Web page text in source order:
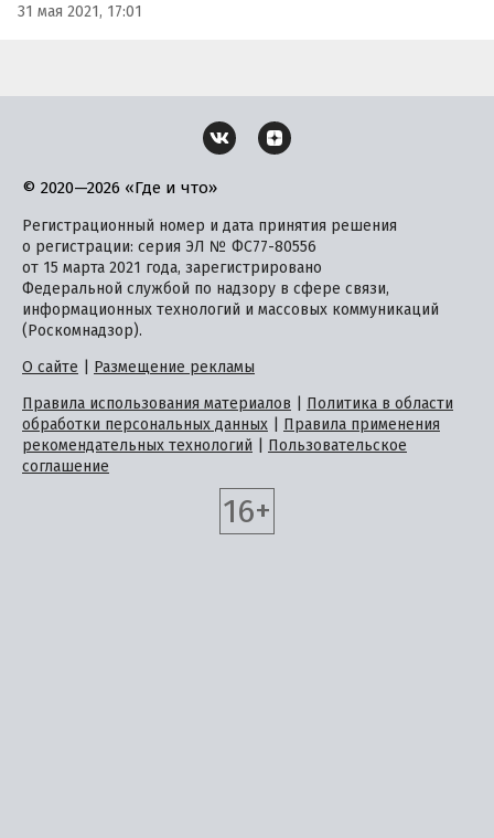
31 мая 2021, 17:01
© 2020—2026 «Где и что»
Регистрационный номер и дата принятия решения
о регистрации: серия ЭЛ № ФС77-80556
от 15 марта 2021 года, зарегистрировано
Федеральной службой по надзору в сфере связи,
информационных технологий и массовых коммуникаций
(Роскомнадзор).
О сайте
Размещение рекламы
Правила использования материалов
Политика в области
обработки персональных данных
Правила применения
рекомендательных технологий
Пользовательское
соглашение
16+